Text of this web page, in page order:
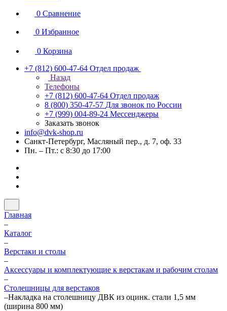
0 Сравнение
0 Избранное
0 Корзина
+7 (812) 600-47-64 Отдел продаж
Назад
Телефоны
+7 (812) 600-47-64 Отдел продаж
8 (800) 350-47-57 Для звонок по России
+7 (999) 004-89-24 Мессенджеры
Заказать звонок
info@dvk-shop.ru
Санкт-Петербург, Масляный пер., д. 7, оф. 33
Пн. – Пт.: с 8:30 до 17:00
Главная
–
Каталог
–
Верстаки и столы
–
Аксессуары и комплектующие к верстакам и рабочим столам
–
Столешницы для верстаков
–Накладка на столешницу ДВК из оцинк. стали 1,5 мм
(ширина 800 мм)